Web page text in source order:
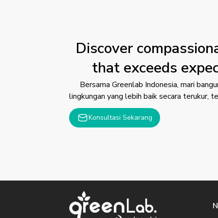
Discover
that exceeds
Bersama Greenlab Indonesia, mari
lingkungan yang lebih baik secara terukur,
Konsultasi Sekarang